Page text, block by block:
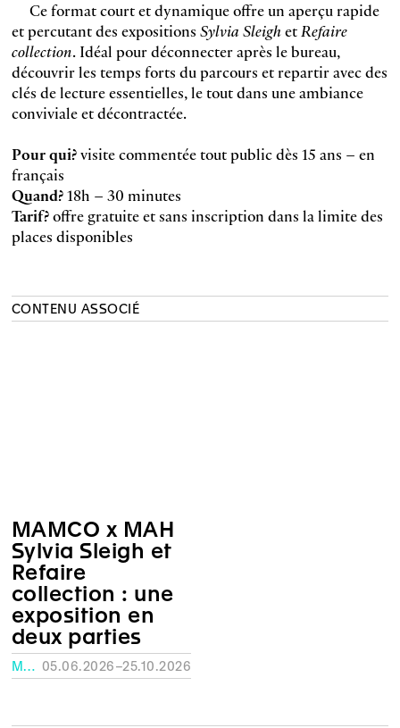
Ce format court et dynamique offre un aperçu rapide
et percutant des expositions Sylvia SleighetRefaire
collection. Idéal pour déconnecter après le bureau,
découvrir les temps forts du parcours et repartir avec des
clés de lecture essentielles, le tout dans une ambiance
conviviale et décontractée.
Pour qui?visite commentée tout public dès 15 ans – en
français
Quand?18h – 30 minutes
Tarif?offre gratuite et sans inscription dans la limite des
places disponibles
CONTENU ASSOCIÉ
MAMCO x MAH
Sylvia Sleigh et
Refaire
collection : une
exposition en
deux parties
MUSÉE RATH, GENÈVE 05.06.2026–25.10.2026